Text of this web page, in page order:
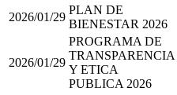
2026/01/29
PLAN DE
BIENESTAR 2026
2026/01/29
PROGRAMA DE
TRANSPARENCIA
Y ETICA
PUBLICA 2026